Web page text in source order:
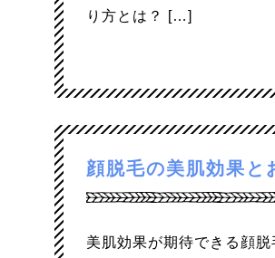
り方とは？ […]
顔脱毛の美肌効果と
美肌効果が期待できる顔